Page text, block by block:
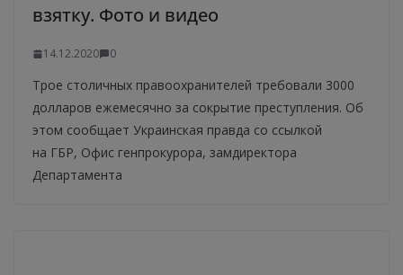
взятку. Фото и видео
14.12.2020 0
Трое столичных правоохранителей требовали 3000
долларов ежемесячно за сокрытие преступления. Об
этом сообщает Украинская правда со ссылкой
на ГБР, Офис генпрокурора, замдиректора
Департамента